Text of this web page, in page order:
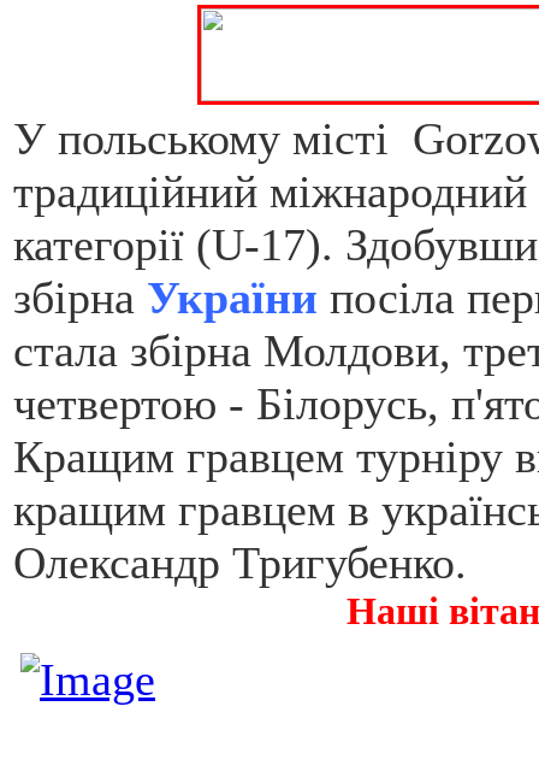
У польському місті
традиційний міжнародний
категорії (U-17).
збірна України посіла
стала збірна Молдови,
четвертою - Білорусь,
Кращим гравцем турніру
кращим гравцем в
Олександр Тригубенко.
Наші